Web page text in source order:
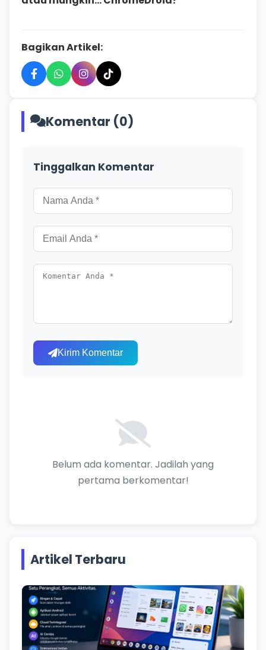
Bagikan Artikel:
Komentar (0)
Tinggalkan Komentar
Kirim Komentar
Belum ada komentar. Jadilah yang
pertama berkomentar!
Artikel Terbaru